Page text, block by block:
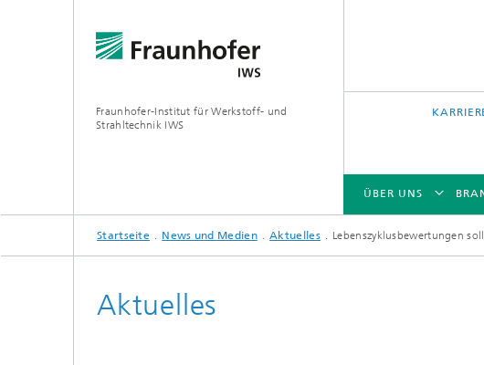
Fraunhofer-Institut für Werkstoff- und
Strahltechnik IWS
ÜBER UNS
ÜBER UNS
BRANCHENLÖSUNGEN
ZUKUNFT UND INNOVATION
TECHNOLOGIEN UND KOMPETENZEN
Startseite News und Medien Aktuelles Lebenszyklusbewertungen
Aktuelles